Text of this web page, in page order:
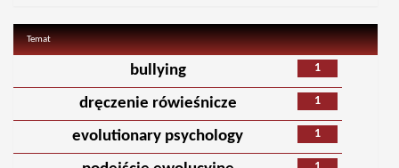
Temat
1
bullying
1
dręczenie rówieśnicze
1
evolutionary psychology